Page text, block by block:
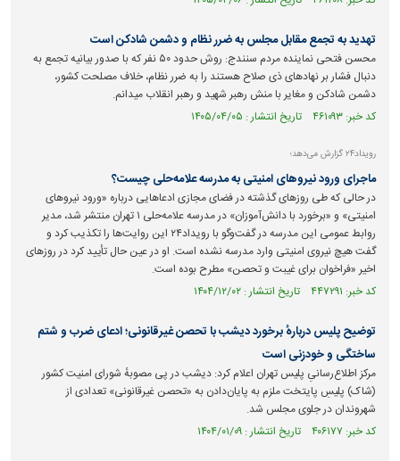
تهدید به تجمع مقابل مجلس به ضرر نظام و دشمن شادکن است
محسن فتحی نماینده مردم سنندج: روش حدود ۵۰ نفر که با صدور بیانیه تجمع به
دنبال فشار بر نهادهای ذی صلاح هستند را به ضرر نظام، خلاف مصلحت کشور،
دشمن شادکن و مغایر با منش رهبر شهید و رهبر انقلاب میدانم.
کد خبر: ۴۶۱۰۹۳ تاریخ انتشار : ۱۴۰۵/۰۴/۰۵
رویداد۲۴ گزارش می‌دهد؛
ماجرای ورود نیروهای امنیتی به مدرسه علامه‌حلی چیست؟
در حالی که طی روزهای گذشته در فضای مجازی ادعاهایی درباره «ورود نیروهای
امنیتی» و «برخورد با دانش‌آموزان» در مدرسه علامه‌حلی ۱ تهران منتشر شد، مدیر
روابط عمومی این مدرسه در گفت‌وگو با رویداد۲۴ این روایت‌ها را تکذیب کرد و
گفت هیچ نیروی امنیتی وارد مدرسه نشده است. او در عین حال تأیید کرد در روزهای
اخیر «فراخوان برای غیبت و تحصن» مطرح بوده است.
کد خبر: ۴۴۷۲۹۱ تاریخ انتشار : ۱۴۰۴/۱۲/۰۲
توضیح پلیس دربارهٔ برخورد دیشب با تحصن غیرقانونی؛ ادعای ضرب و شتم
ساختگی و خودزنی است
مرکز اطلاع‌رسانیِ پلیس تهران اعلام کرد: دیشب در پی مصوبهٔ شورای امنیت کشور
(شاک) پلیسِ پایتخت ملزم به پایان‌دادن به «تحصن غیرقانونی» تعدادی از
شهروندان در جلوی مجلس شد.
کد خبر: ۴۰۶۱۷۷ تاریخ انتشار : ۱۴۰۴/۰۱/۰۹